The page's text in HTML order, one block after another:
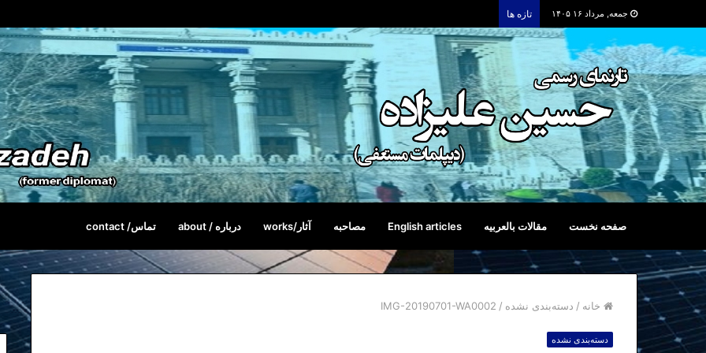
جمعه, مرداد ۱۶ ۱۴۰۵ تازه ها
صفحه نخست مقالات بالعربیه English articles مصاحبه آثار/works درباره / about تماس/ contact
خانه / دسته‌بندی نشده /
IMG-20190701-WA0002
دسته‌بندی نشده